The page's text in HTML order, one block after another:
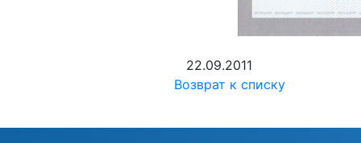
22.09.2011
Возврат к списку